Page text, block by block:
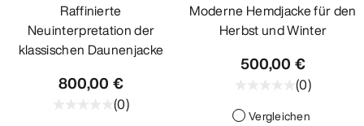
Raffinierte
Neuinterpretation der
klassischen Daunenjacke
800,00 €
(0)
Moderne Hemdjacke für den
Herbst und Winter
500,00 €
(0)
Vergleichen